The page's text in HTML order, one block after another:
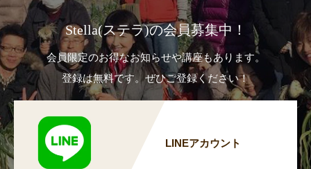
Stella(ステラ)の会員募集中！
会員限定のお得なお知らせや講座もあります。
登録は無料です。ぜひご登録ください！
LINEアカウント